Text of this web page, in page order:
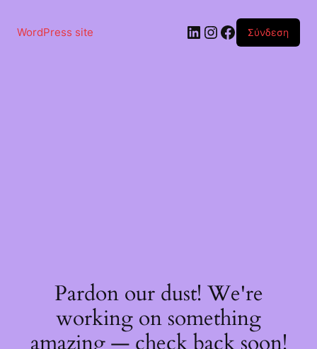
περιεχόμενο
WordPress site Linkedin
Instagram
Facebook
Σύνδεση
Pardon our dust! We're
working on something
amazing — check back soon!